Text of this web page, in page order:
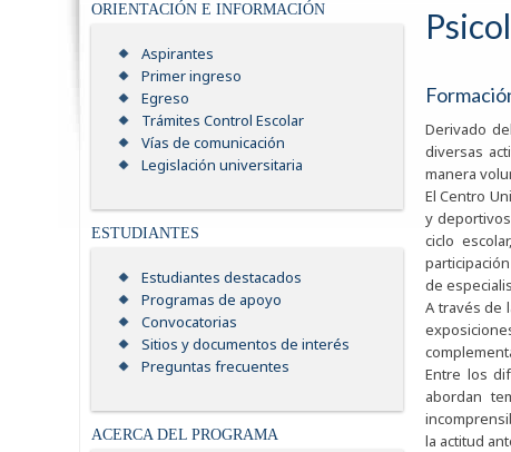
ORIENTACIÓN E INFORMACIÓN
Aspirantes
Primer ingreso
Egreso
Trámites Control Escolar
Vías de comunicación
Legislación universitaria
ESTUDIANTES
Estudiantes destacados
Programas de apoyo
Convocatorias
Sitios y documentos de interés
Preguntas frecuentes
ACERCA DEL PROGRAMA
Derivado
diversas
manera
El Centro
y
ciclo
de
A través de
Entre los
abordan
la actitud